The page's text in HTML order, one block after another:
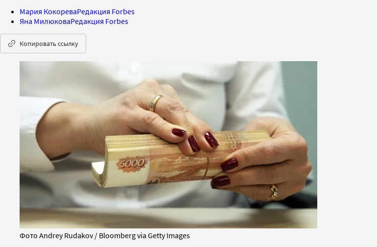
Мария КокореваРедакция Forbes
Яна МилюковаРедакция Forbes
Копировать ссылку
Фото Andrey Rudakov / Bloomberg via Getty Images